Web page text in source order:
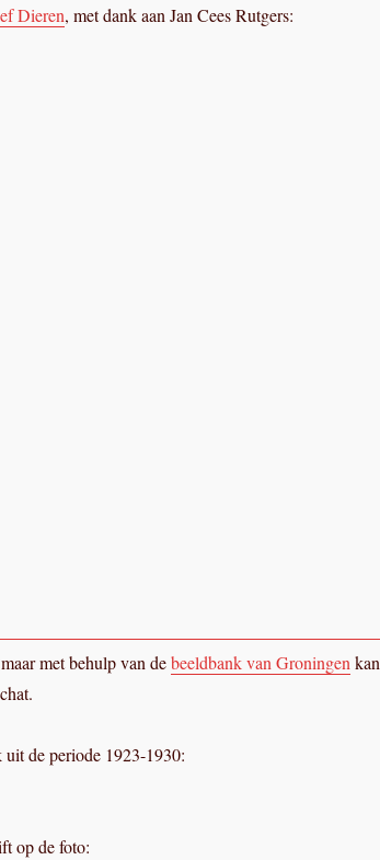
Dieren, met dank aan Jan Cees Rutgers:
met behulp van debeeldbank van Groningen kan
de periode 1923-1930:
op de foto: